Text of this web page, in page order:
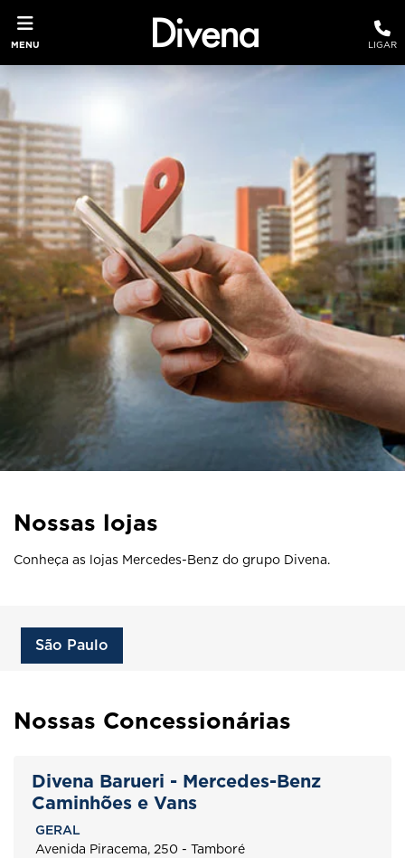
MENU LIGAR
Nossas lojas
Conheça as lojas Mercedes-Benz do grupo Divena.
São Paulo
Nossas Concessionárias
Divena Barueri - Mercedes-Benz
Caminhões e Vans
GERAL
Avenida Piracema, 250 - Tamboré